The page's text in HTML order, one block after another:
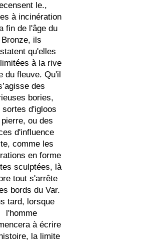
le.,
à incinération
fin de l'âge du
Bronze, ils
qu'elles
à la rive
du fleuve. Qu'il
des
bories,
sortes d'igloos
ou des
d'influence
comme les
en forme
sculptées, là
tout s'arrête
bords du Var.
tard, lorsque
l'homme
à écrire
la limite